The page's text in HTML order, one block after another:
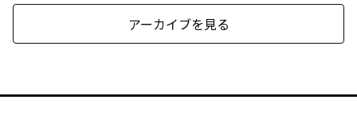
アーカイブを見る